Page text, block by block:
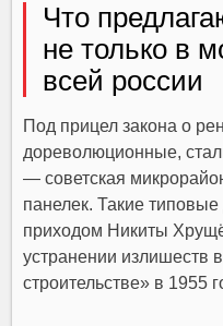
Что
не только в
всей россии
Под прицел закона о
дореволюционные,
— советская
панелек. Такие
приходом Никиты
устранении излишеств
строительстве» в 1955